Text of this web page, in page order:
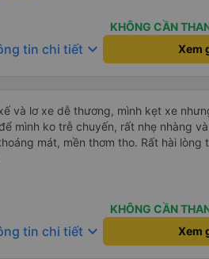
giác lái xe an toàn nên rất dễ ngủ. Tôi
Vexere và có vị trí xe buýt trên GPS và
tìm kiếm xung quanh bến xe để tìm
KHÔNG CẦN
tin chi tiết keyboard_arrow_down Xem
và lơ xe dễ thương, mình kẹt xe
mình ko trễ chuyến, rất nhẹ nhàng
mát, mền thơm tho. Rất hài lòng
KHÔNG CẦN
tin chi tiết keyboard_arrow_down Xem